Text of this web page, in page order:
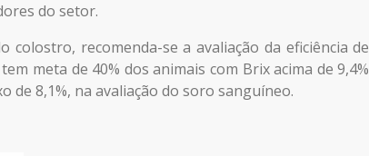
do setor.
recomenda-se a avaliação da eficiência de
meta de 40% dos animais com Brix acima de 9,4%
de 8,1%, na avaliação do soro sanguíneo.